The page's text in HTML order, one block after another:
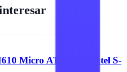
Micro ATX para Intel S-